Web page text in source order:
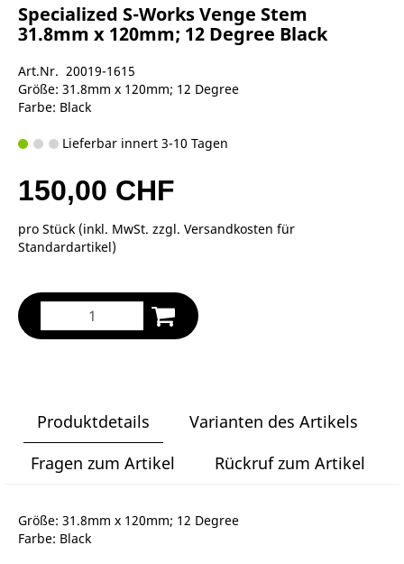
Specialized S-Works Venge Stem
31.8mm x 120mm; 12 Degree Black
Art.Nr. 20019-1615
Größe: 31.8mm x 120mm; 12 Degree
Farbe: Black
Lieferbar innert 3-10 Tagen
150,00 CHF
pro Stück (inkl. MwSt. zzgl. Versandkosten für
Standardartikel)
Produktdetails
Varianten des Artikels
Fragen zum Artikel
Rückruf zum Artikel
Größe: 31.8mm x 120mm; 12 Degree
Farbe: Black